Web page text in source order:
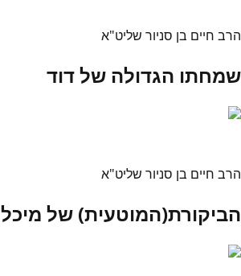
הרב חיים בן סניור שליט"א
שמחתו הגדולה של דוד
הרב חיים בן סניור שליט"א
הביקורת(המוטעית) של מיכל